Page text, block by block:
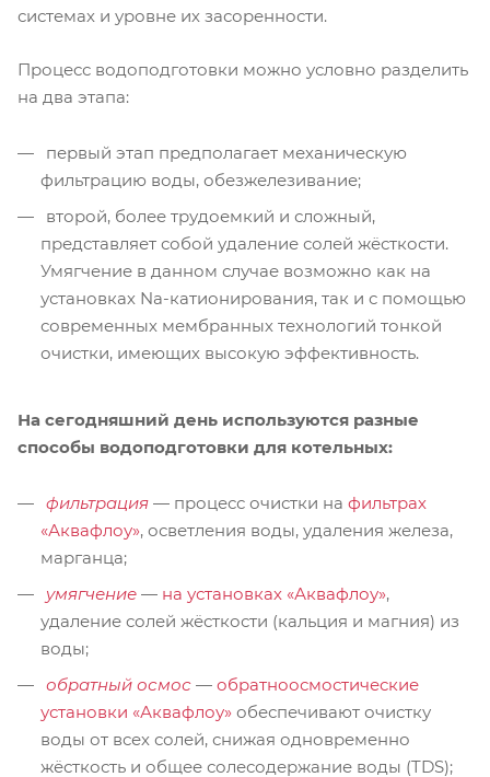
системах и уровне их засоренности.
Процесс водоподготовки можно условно разделить
на два этапа:
первый этап предполагает механическую
фильтрацию воды, обезжелезивание;
второй, более трудоемкий и сложный,
представляет собой удаление солей жёсткости.
Умягчение в данном случае возможно как на
установках Na-катионирования, так и с помощью
современных мембранных технологий тонкой
очистки, имеющих высокую эффективность.
На сегодняшний день используются разные
способы водоподготовки для котельных:
фильтрация — процесс очистки на фильтрах
«Аквафлоу», осветления воды, удаления железа,
марганца;
умягчение — на установках «Аквафлоу»,
удаление солей жёсткости (кальция и магния) из
воды;
обратный осмос — обратноосмостические
установки «Аквафлоу» обеспечивают очистку
воды от всех солей, снижая одновременно
жёсткость и общее солесодержание воды (TDS);